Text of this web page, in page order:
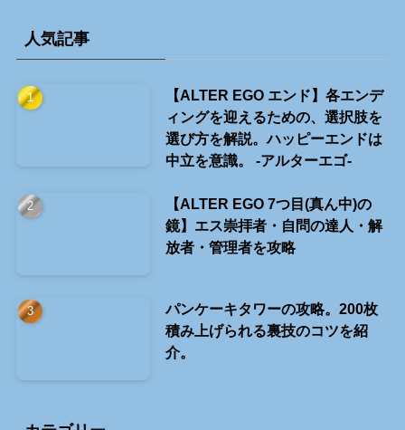
人気記事
【ALTER EGO エンド】各エンデ
ィングを迎えるための、選択肢を
選び方を解説。ハッピーエンドは
中立を意識。 -アルターエゴ-
【ALTER EGO 7つ目(真ん中)の
鏡】エス崇拝者・自問の達人・解
放者・管理者を攻略
パンケーキタワーの攻略。200枚
積み上げられる裏技のコツを紹
介。